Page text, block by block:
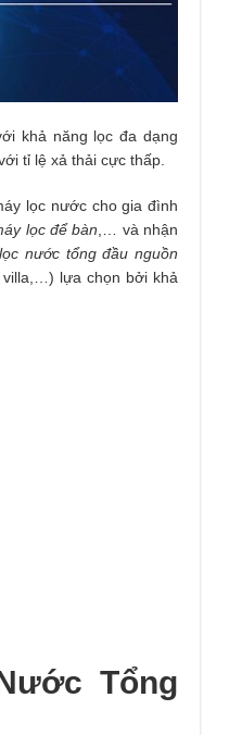
khả năng lọc đa dạng
tỉ lệ xả thải cực thấp.
lọc nước cho gia đình
lọc để bàn ,… và nhận
nước tổng đầu nguồn
lựa chọn bởi khả
Tổng